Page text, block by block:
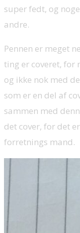
super fedt, og
andre.
Pennen er meget
ting er coveret, for
og ikke nok med
som er en del af
sammen med
det cover, for det
forretnings mand.